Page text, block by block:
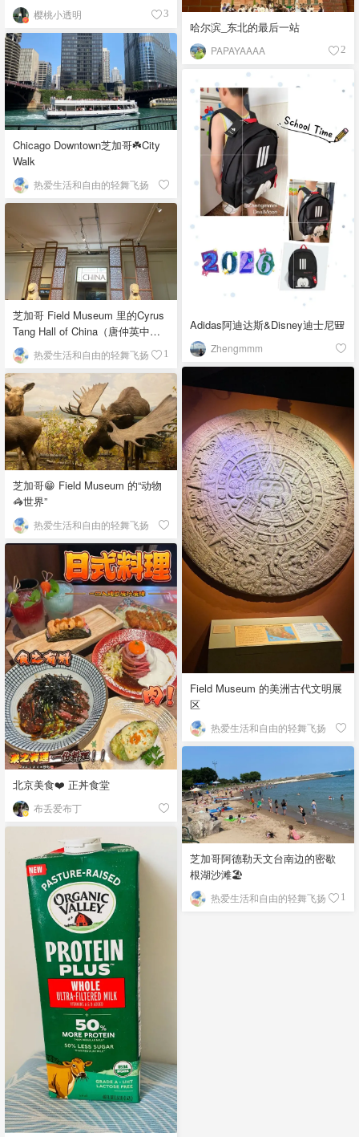
樱桃小透明 3
哈尔滨_东北的最后一站
PAPAYAAAA 2
Chicago Downtown芝加哥☘️City
Walk
热爱生活和自由的轻舞飞扬
Adidas阿迪达斯&Disney迪士尼🎒
Zhengmmm
芝加哥 Field Museum 里的Cyrus
Tang Hall of China（唐仲英中国
馆） 热爱生活和自由的轻舞飞扬 1
Field Museum 的美洲古代文明展
区
热爱生活和自由的轻舞飞扬
芝加哥😁 Field Museum 的“动物
🦓世界”
热爱生活和自由的轻舞飞扬
北京美食❤️ 正丼食堂
布丢爱布丁
芝加哥阿德勒天文台南边的密歇
根湖沙滩🏖️
热爱生活和自由的轻舞飞扬 1